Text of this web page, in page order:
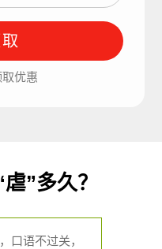
取优惠
”多久？
口语不过关，